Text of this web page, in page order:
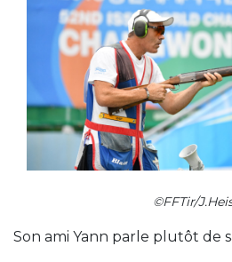
©FFTir/
Son ami Yann parle plutôt de